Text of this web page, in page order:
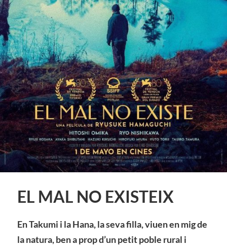
EL MAL NO EXISTEIX
En Takumi i la Hana, la seva filla, viuen en mig de
la natura, ben a prop d’un petit poble rural i